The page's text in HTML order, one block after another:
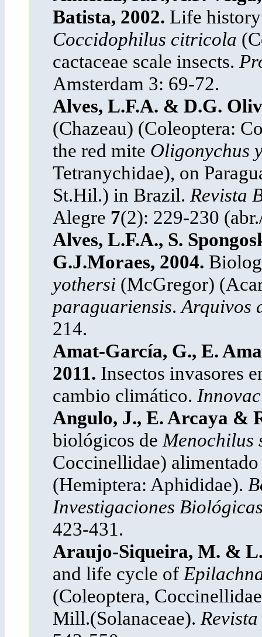
Batista, 2002. Life
Coccidophilus citricola
cactaceae scale insects.
Amsterdam 3: 69-72.
Alves, L.F.A. & D.G.
(Chazeau) (Coleoptera:
the red mite Oligonychus
Tetranychidae), on
St.Hil.) in Brazil. Revista
Alegre 7(2): 229-230
Alves, L.F.A., S.
G.J.Moraes, 2004.
yothersi (McGregor)
paraguariensis.Arquivos
214.
Amat-García, G., E.
2011. Insectos invasores
cambio climático.
Angulo, J., E. Arcaya &
biológicos de Menochilus
Coccinellidae)
(Hemiptera: Aphididae).
Investigaciones
423-431.
Araujo-Siqueira, M. &
and life cycle of
(Coleoptera,
Mill.(Solanaceae).